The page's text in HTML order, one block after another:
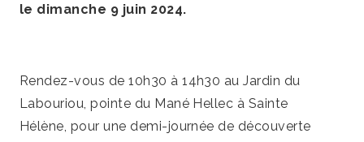
le dimanche 9 juin 2024.
Rendez-vous de 10h30 à 14h30 au Jardin du
Labouriou, pointe du Mané Hellec à Sainte
Hélène, pour une demi-journée de découverte